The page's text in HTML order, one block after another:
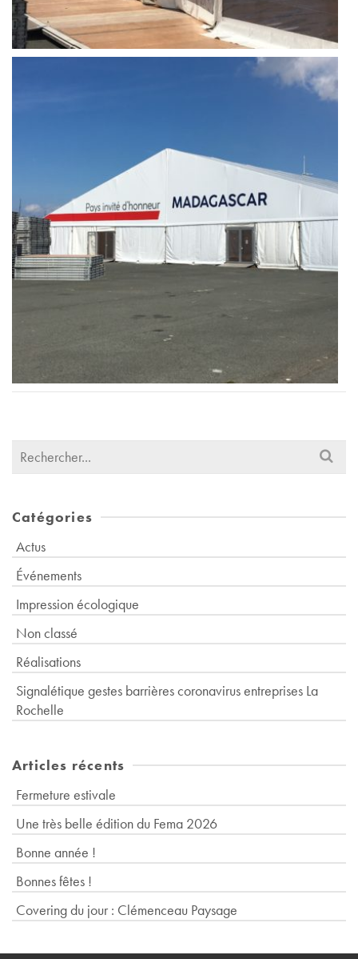
Search
Catégories
Actus
Événements
Impression écologique
Non classé
Réalisations
Signalétique gestes barrières coronavirus entreprises La
Rochelle
Articles récents
Fermeture estivale
Une très belle édition du Fema 2026
Bonne année !
Bonnes fêtes !
Covering du jour : Clémenceau Paysage